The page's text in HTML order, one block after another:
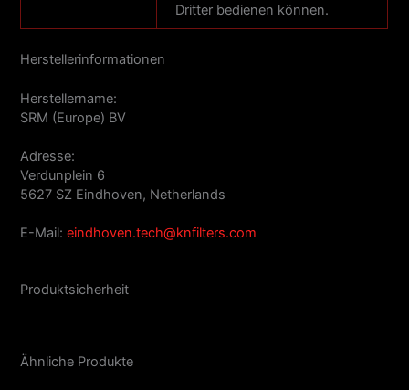
Dritter bedienen können.
Herstellerinformationen
Herstellername:
SRM (Europe) BV
Adresse:
Verdunplein 6
5627 SZ Eindhoven, Netherlands
E-Mail:eindhoven.tech@knfilters.com
Produktsicherheit
Ähnliche Produkte